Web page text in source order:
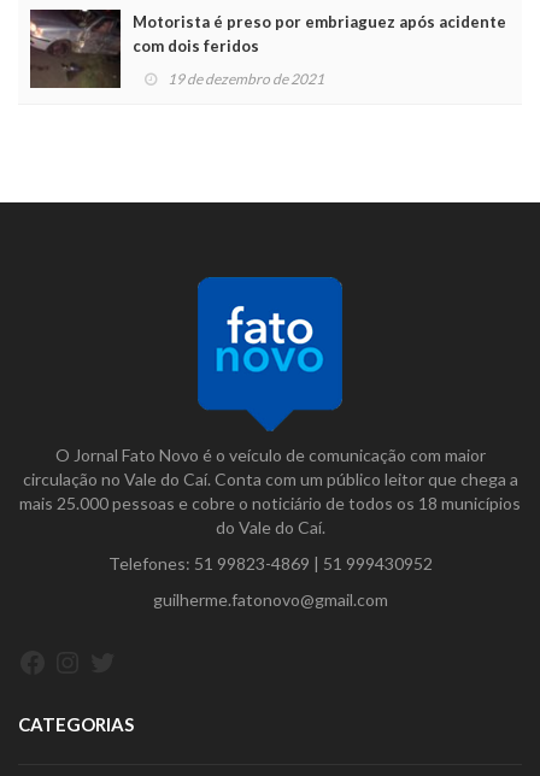
Motorista é preso por embriaguez após acidente
com dois feridos
19 de dezembro de 2021
O Jornal Fato Novo é o veículo de comunicação com maior
circulação no Vale do Caí. Conta com um público leitor que chega a
mais 25.000 pessoas e cobre o noticiário de todos os 18 municípios
do Vale do Caí.
Telefones: 51 99823-4869 | 51 999430952
guilherme.fatonovo@gmail.com
CATEGORIAS